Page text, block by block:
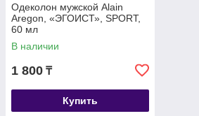
Одеколон мужской Alain
Aregon, «ЭГОИСТ», SPORT,
60 мл
В наличии
1 800 ₸
Купить